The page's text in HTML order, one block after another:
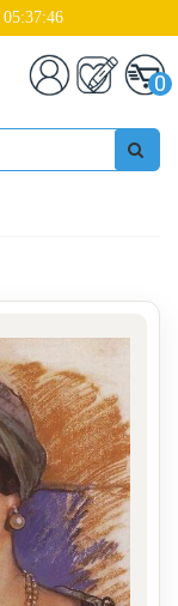
05:37:45
0